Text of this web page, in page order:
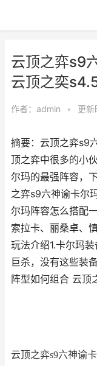
云顶之弈s9
云顶之奕
作者： admin • 更
摘要：云顶之弈s9
顶之弈中很多的小
尔玛的最强阵容，
之弈s9六神谕卡尔
尔玛阵容怎么搭配
索拉卡、丽桑卓、
玩法介绍1.卡尔玛
巨杀，没有这些装
阵型如何组合 云顶
云顶之弈s9六神谕